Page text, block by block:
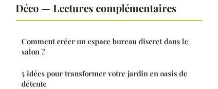
Déco — Lectures complémentaires
Comment créer un espace bureau discret dans le
salon ?
5 idées pour transformer votre jardin en oasis de
détente